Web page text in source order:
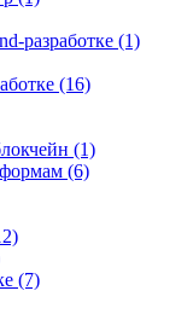
разработке (1)
(16)
(1)
(6)
(7)